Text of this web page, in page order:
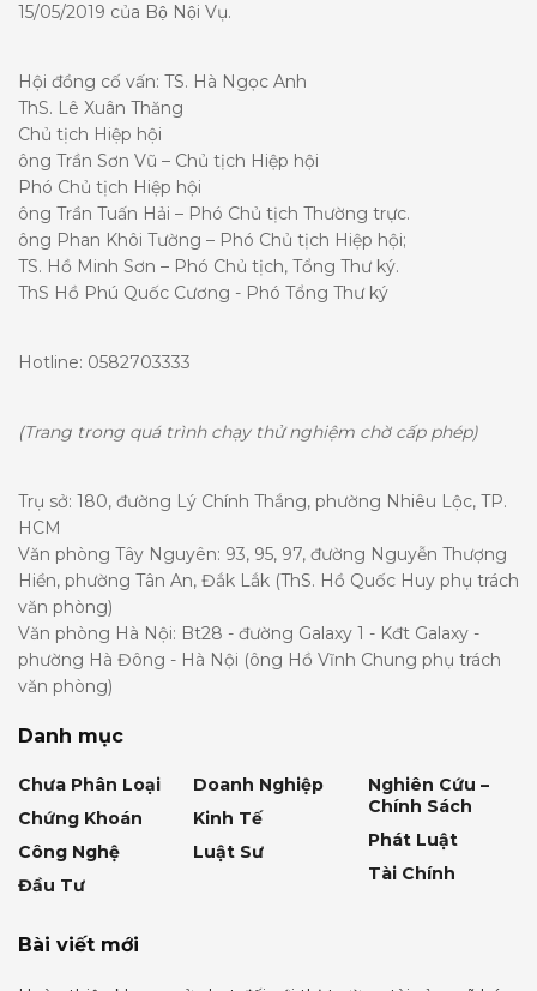
15/05/2019 của Bộ Nội Vụ.
Hội đồng cố vấn: TS. Hà Ngọc Anh
ThS. Lê Xuân Thăng
Chủ tịch Hiệp hội
ông Trần Sơn Vũ – Chủ tịch Hiệp hội
Phó Chủ tịch Hiệp hội
ông Trần Tuấn Hải – Phó Chủ tịch Thường trực.
ông Phan Khôi Tường – Phó Chủ tịch Hiệp hội;
TS. Hồ Minh Sơn – Phó Chủ tịch, Tổng Thư ký.
ThS Hồ Phú Quốc Cương - Phó Tổng Thư ký
Hotline: 0582703333
(Trang trong quá trình chạy thử nghiệm chờ cấp phép)
Trụ sở: 180, đường Lý Chính Thắng, phường Nhiêu Lộc, TP.
HCM
Văn phòng Tây Nguyên: 93, 95, 97, đường Nguyễn Thượng
Hiền, phường Tân An, Đắk Lắk (ThS. Hồ Quốc Huy phụ trách
văn phòng)
Văn phòng Hà Nội: Bt28 - đường Galaxy 1 - Kđt Galaxy -
phường Hà Đông - Hà Nội (ông Hồ Vĩnh Chung phụ trách
văn phòng)
Danh mục
Chưa Phân Loại
Chứng Khoán
Công Nghệ
Đầu Tư
Doanh Nghiệp
Kinh Tế
Luật Sư
Nghiên Cứu –
Chính Sách
Phát Luật
Tài Chính
Bài viết mới